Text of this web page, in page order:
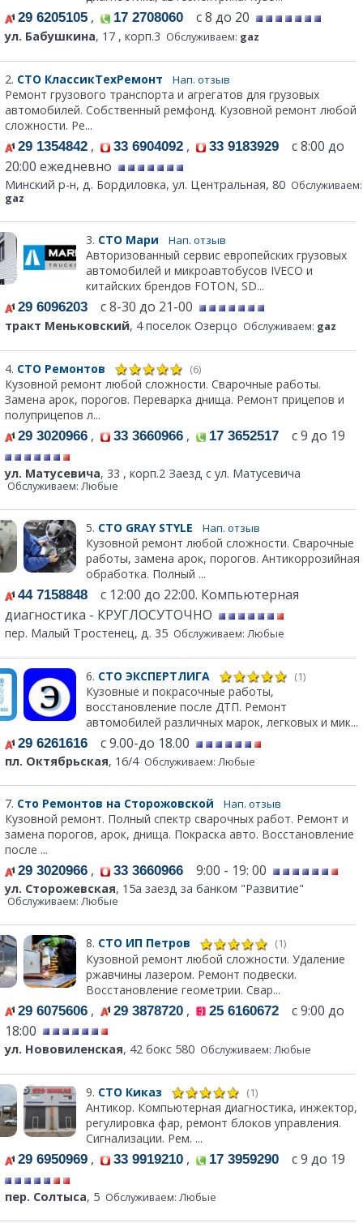
29 6205105 , 17 2708060 с 8 до 20
ул. Бабушкина, 17 , корп.3 Обслуживаем: gaz
2. СТО КлассикТехРемонт Нап. отзыв
Ремонт грузового транспорта и агрегатов для грузовых
автомобилей. Собственный ремфонд. Кузовной ремонт любой
сложности. Ре...
29 1354842 , 33 6904092 , 33 9183929 с 8:00 до
20:00 ежедневно
Минский р-н, д. Бордиловка, ул. Центральная, 80 Обслуживаем:
gaz
3. СТО Мари Нап. отзыв
Авторизованный сервис европейских грузовых
автомобилей и микроавтобусов IVECO и
китайских брендов FOTON, SD...
29 6096203 с 8-30 до 21-00
тракт Меньковский, 4 поселок Озерцо Обслуживаем: gaz
4. СТО Ремонтов (6)
Кузовной ремонт любой сложности. Сварочные работы.
Замена арок, порогов. Переварка днища. Ремонт прицепов и
полуприцепов л...
29 3020966 , 33 3660966 , 17 3652517 с 9 до 19
ул. Матусевича, 33 , корп.2 Заезд с ул. Матусевича
Обслуживаем: Любые
5. СТО GRAY STYLE Нап. отзыв
Кузовной ремонт любой сложности. Сварочные
работы, замена арок, порогов. Антикоррозийная
обработка. Полный ...
44 7158848 с 12:00 до 22:00. Компьютерная
диагностика - КРУГЛОСУТОЧНО
пер. Малый Тростенец, д. 35 Обслуживаем: Любые
6. СТО ЭКСПЕРТЛИГА (1)
Кузовные и покрасочные работы,
восстановление после ДТП. Ремонт
автомобилей различных марок, легковых и мик...
29 6261616 с 9.00-до 18.00
пл. Октябрьская, 16/4 Обслуживаем: Любые
7. Сто Ремонтов на Сторожовской Нап. отзыв
Кузовной ремонт. Полный спектр сварочных работ. Ремонт и
замена порогов, арок, днища. Покраска авто. Восстановление
после ...
29 3020966 , 33 3660966 9:00 - 19: 00
ул. Сторожевская, 15а заезд за банком "Развитие"
Обслуживаем: Любые
8. СТО ИП Петров (1)
Кузовной ремонт любой сложности. Удаление
ржавчины лазером. Ремонт подвески.
Восстановление геометрии. Свар...
29 6075606 , 29 3878720 , 25 6160672 с 9:00 до
18:00
ул. Нововиленская, 42 бокс 580 Обслуживаем: Любые
9. СТО Киказ (1)
Антикор. Компьютерная диагностика, инжектор,
регулировка фар, ремонт блоков управления.
Сигнализации. Рем. ...
29 6950969 , 33 9919210 , 17 3959290 с 9 до 19
пер. Солтыса, 5 Обслуживаем: Любые